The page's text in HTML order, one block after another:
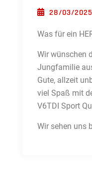
POSTED ON
28/03/2025
Was für ein
Wir wünschen
Jungfamilie
Gute, allzeit
viel Spaß mit
V6TDI Sport
Wir sehen uns